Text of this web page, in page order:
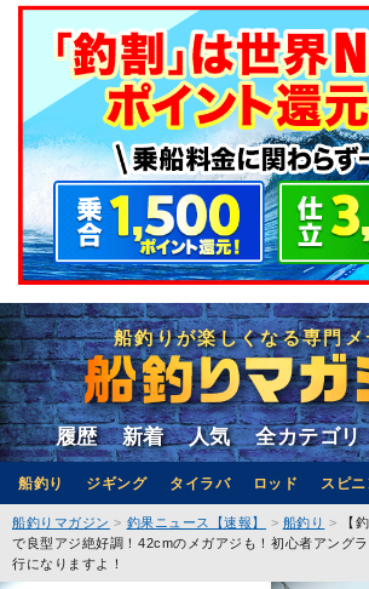
船釣りが楽しくなる専門
履歴 新着 人気 全カテゴリ
船釣り ジギング タイラバ ロッド スピ
船釣りマガジン 釣果ニュース【速報】 船釣り
【
で良型アジ絶好調！42cmのメガアジも！初心者アング
行になりますよ！